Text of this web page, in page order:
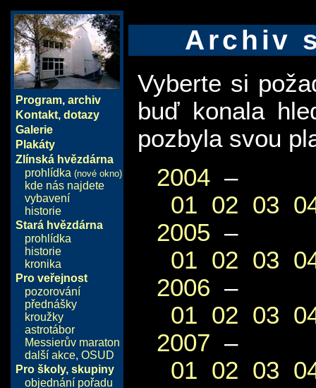
Program, archiv
Kontakt, dotazy
Galerie
Plakáty
Zlínská hvězdárna
prohlídka (nové okno)
kde nás najdete
vybavení
historie
Stará hvězdárna
prohlídka
historie
kronika
Pro veřejnost
pozorování
přednášky
kroužky
astrotábor
Messierův maraton
další akce, OSUD
Pro školy, skupiny
objednání pořadu
Archiv
Vyberte si
buď konala
pozbyla svou
2004 –
01 02 03
2005 –
01 02 03
2006 –
01 02 03
2007 –
01 02 03